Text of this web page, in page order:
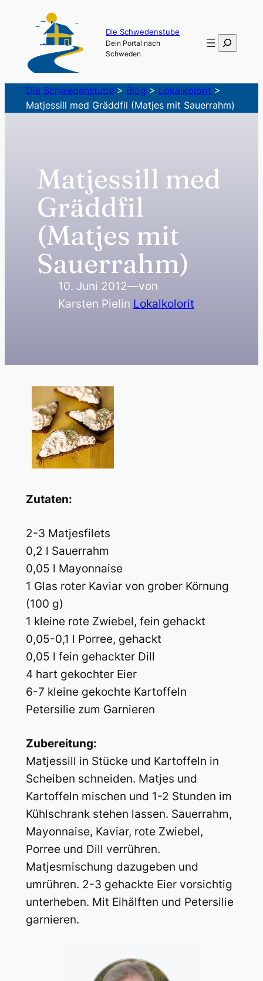
springen
Die Schwedenstube
Dein Portal nach
Schweden
Suchen
Die Schwedenstube> Blog > Lokalkolorit >
Matjessill med Gräddfil (Matjes mit Sauerrahm)
Matjessill med
Gräddfil
(Matjes mit
Sauerrahm)
10. Juni 2012—von
Karsten Pielin Lokalkolorit
Zutaten:
2-3 Matjesfilets
0,2 l Sauerrahm
0,05 l Mayonnaise
1 Glas roter Kaviar von grober Körnung
(100 g)
1 kleine rote Zwiebel, fein gehackt
0,05-0,1 l Porree, gehackt
0,05 l fein gehackter Dill
4 hart gekochter Eier
6-7 kleine gekochte Kartoffeln
Petersilie zum Garnieren
Zubereitung:
Matjessill in Stücke und Kartoffeln in
Scheiben schneiden. Matjes und
Kartoffeln mischen und 1-2 Stunden im
Kühlschrank stehen lassen. Sauerrahm,
Mayonnaise, Kaviar, rote Zwiebel,
Porree und Dill verrühren.
Matjesmischung dazugeben und
umrühren. 2-3 gehackte Eier vorsichtig
unterheben. Mit Eihälften und Petersilie
garnieren.